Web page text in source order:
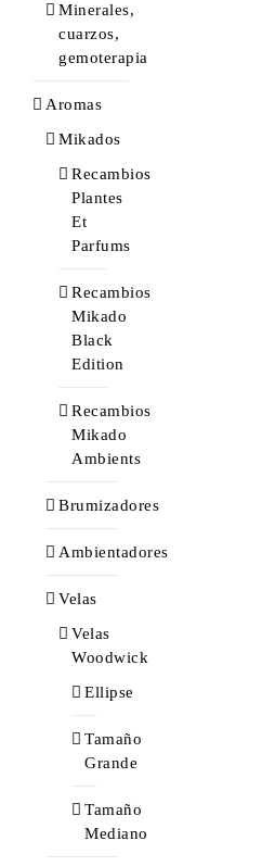
Minerales,
cuarzos,
gemoterapia
Aromas
Mikados
Recambios
Plantes
Et
Parfums
Recambios
Mikado
Black
Edition
Recambios
Mikado
Ambients
Brumizadores
Ambientadores
Velas
Velas
Woodwick
Ellipse
Tamaño
Grande
Tamaño
Mediano